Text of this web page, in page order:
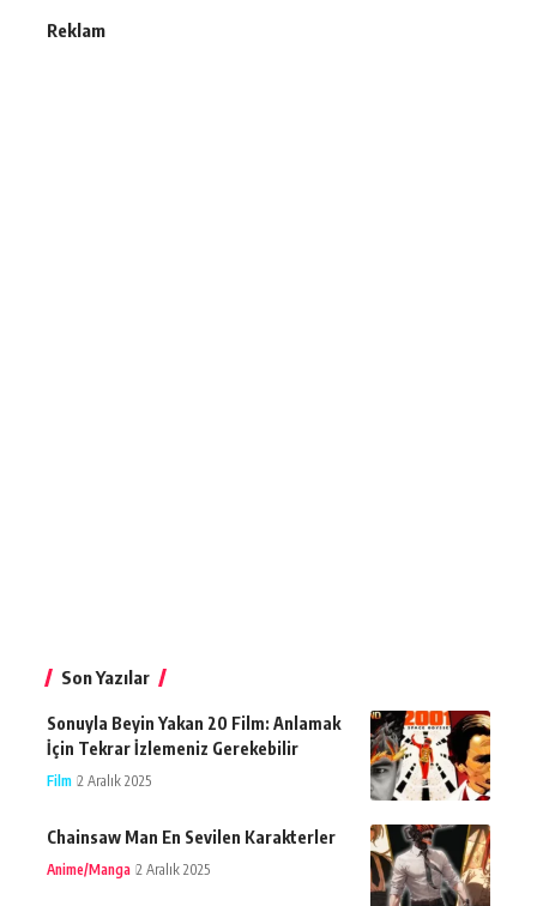
Reklam
Son Yazılar
Sonuyla Beyin Yakan 20 Film: Anlamak
İçin Tekrar İzlemeniz Gerekebilir
Film 2 Aralık 2025
Chainsaw Man En Sevilen Karakterler
Anime/Manga 2 Aralık 2025